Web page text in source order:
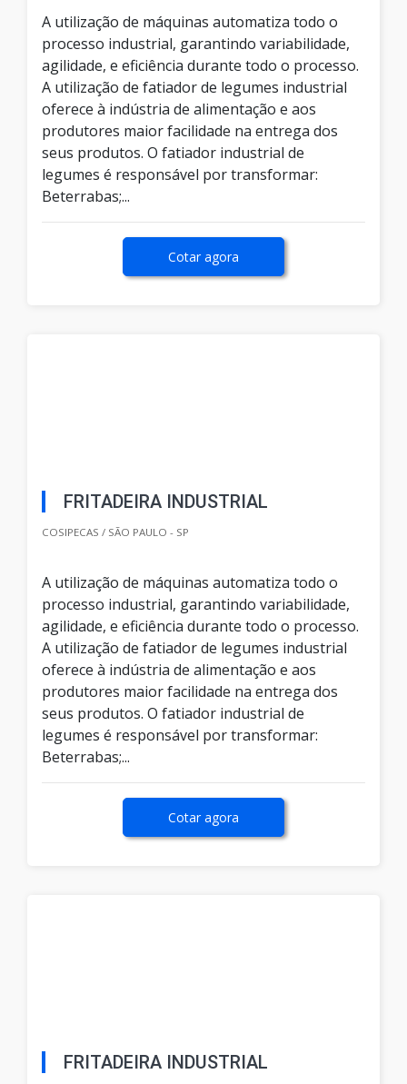
A utilização de máquinas automatiza todo o
processo industrial, garantindo variabilidade,
agilidade, e eficiência durante todo o processo.
A utilização de fatiador de legumes industrial
oferece à indústria de alimentação e aos
produtores maior facilidade na entrega dos
seus produtos. O fatiador industrial de
legumes é responsável por transformar:
Beterrabas;...
Cotar agora
FRITADEIRA INDUSTRIAL
COSIPECAS / SÃO PAULO - SP
A utilização de máquinas automatiza todo o
processo industrial, garantindo variabilidade,
agilidade, e eficiência durante todo o processo.
A utilização de fatiador de legumes industrial
oferece à indústria de alimentação e aos
produtores maior facilidade na entrega dos
seus produtos. O fatiador industrial de
legumes é responsável por transformar:
Beterrabas;...
Cotar agora
FRITADEIRA INDUSTRIAL